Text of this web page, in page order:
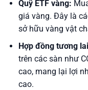
Quỹ ETF vàng:
giá vàng. Đây là
sở hữu vàng vật
Hợp đồng tương
trên các sàn như
cao, mang lại lợi
cao.